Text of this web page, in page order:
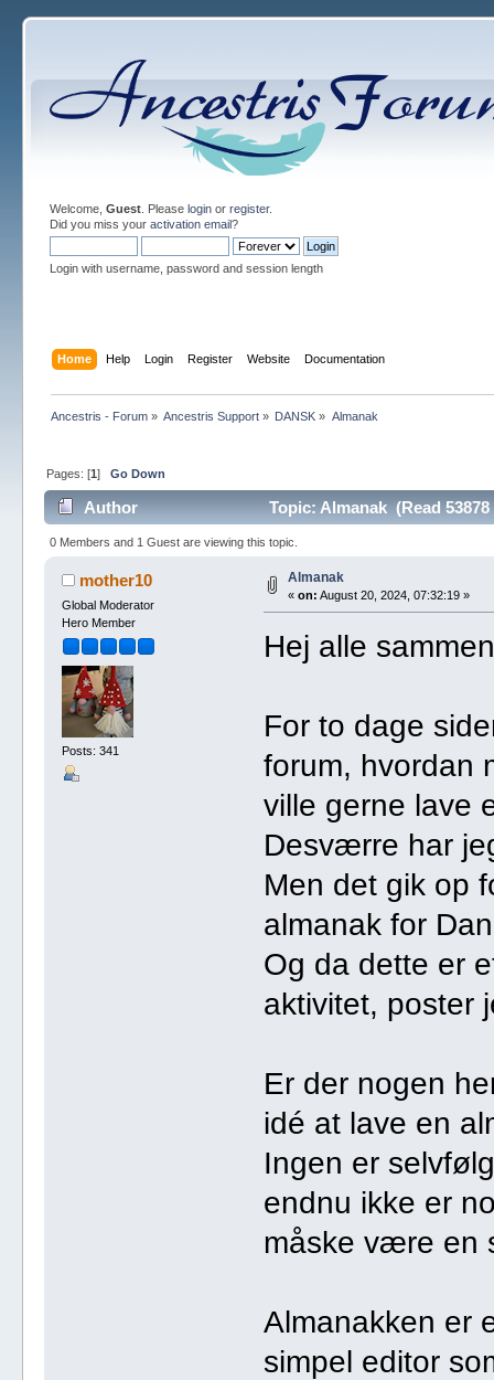
Welcome, Guest. Please loginor register.
Did you miss your activation email?
Login with username, password and session length
Home Help Login Register Website Documentation
Ancestris - Forum» Ancestris Support » DANSK » Almanak
Pages: [1] Go Down
Author Topic: Almanak (Read
0 Members and 1 Guest are viewing this topic.
mother10
Global Moderator
Hero Member
Posts: 341
Almanak
« on: August 20, 2024, 07:32:19 »
Hej alle
For to dage
forum, hvordan
ville gerne lave
Desværre har
Men det gik op
almanak for
Og da dette er
aktivitet, poster
Er der nogen
idé at lave en
Ingen er
endnu ikke er
måske være en
Almanakken er
simpel editor